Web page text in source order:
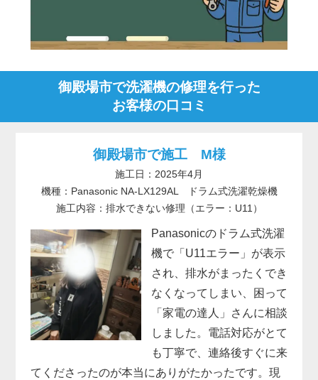
御殿場市で洗濯機の修理を行った
お客様の口コミ
御殿場市で施工 M様
施工日：2025年4月
機種：Panasonic NA-LX129AL ドラム式洗濯乾燥機
施工内容：排水できない修理（エラー：U11）
Panasonicのドラム式洗濯
機で「U11エラー」が表示
され、排水がまったくでき
なくなってしまい、困って
「家電の達人」さんに相談
しました。電話対応がとて
も丁寧で、連絡後すぐに来
てくださったのが本当にありがたかったです。現